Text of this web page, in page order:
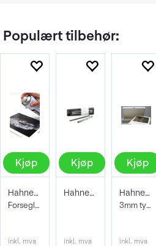
Populært tilbehør:
Kjøp
Hahnemühle Protective Spray 400ml
Forseglende og beskyttene lakk
inkl. mva
Kjøp
Hahnemühle Signing Pen Duo
inkl. mva
Kjøp
Hahnemühle Archive & Portfoliobox A2
3mm tykkelse 605x435x35 mm
inkl. mva